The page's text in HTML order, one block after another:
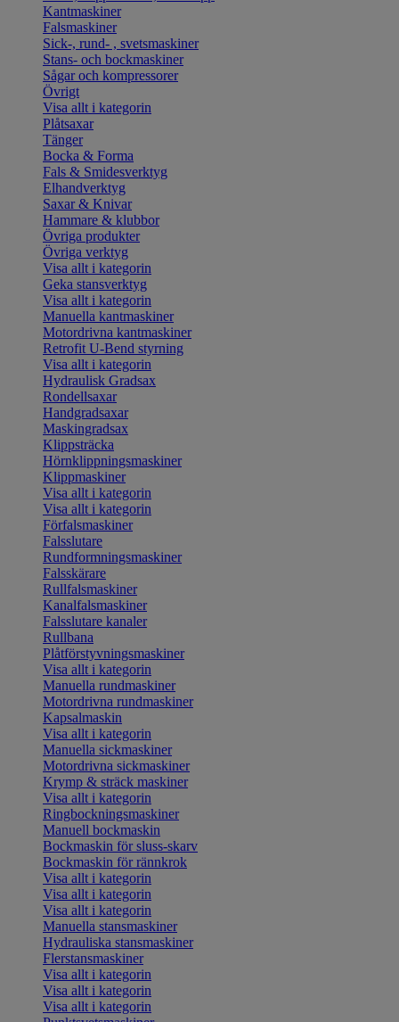
Kantmaskiner
Falsmaskiner
Sick-, rund- , svetsmaskiner
Stans- och bockmaskiner
Sågar och kompressorer
Övrigt
Visa allt i kategorin
Plåtsaxar
Tänger
Bocka & Forma
Fals & Smidesverktyg
Elhandverktyg
Saxar & Knivar
Hammare & klubbor
Övriga produkter
Övriga verktyg
Visa allt i kategorin
Geka stansverktyg
Visa allt i kategorin
Manuella kantmaskiner
Motordrivna kantmaskiner
Retrofit U-Bend styrning
Visa allt i kategorin
Hydraulisk Gradsax
Rondellsaxar
Handgradsaxar
Maskingradsax
Klippsträcka
Hörnklippningsmaskiner
Klippmaskiner
Visa allt i kategorin
Visa allt i kategorin
Förfalsmaskiner
Falsslutare
Rundformningsmaskiner
Falsskärare
Rullfalsmaskiner
Kanalfalsmaskiner
Falsslutare kanaler
Rullbana
Plåtförstyvningsmaskiner
Visa allt i kategorin
Manuella rundmaskiner
Motordrivna rundmaskiner
Kapsalmaskin
Visa allt i kategorin
Manuella sickmaskiner
Motordrivna sickmaskiner
Krymp & sträck maskiner
Visa allt i kategorin
Ringbockningsmaskiner
Manuell bockmaskin
Bockmaskin för sluss-skarv
Bockmaskin för rännkrok
Visa allt i kategorin
Visa allt i kategorin
Visa allt i kategorin
Manuella stansmaskiner
Hydrauliska stansmaskiner
Flerstansmaskiner
Visa allt i kategorin
Visa allt i kategorin
Visa allt i kategorin